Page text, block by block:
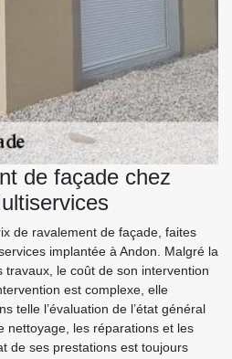
de façade chez
de ravalement de façade, faites
implantée à Andon. Malgré la
travaux, le coût de son intervention
est complexe, elle
telle l’évaluation de l’état général
nettoyage, les réparations et les
de ses prestations est toujours